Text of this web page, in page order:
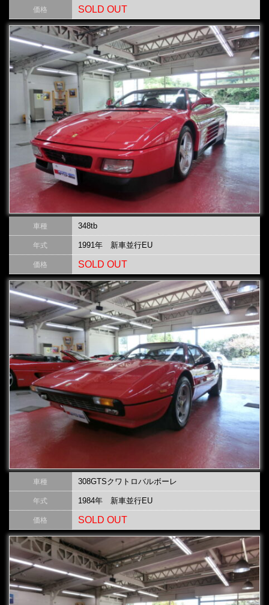
価格 SOLD OUT
車種 348tb
年式 1991年 新車並行EU
価格 SOLD OUT
車種 308GTSクワトロバルボーレ
年式 1984年 新車並行EU
価格 SOLD OUT